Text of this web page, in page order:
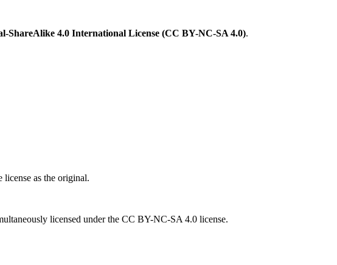
ShareAlike 4.0 International License (CC BY-NC-SA 4.0).
as the original.
licensed under the CC BY-NC-SA 4.0 license.